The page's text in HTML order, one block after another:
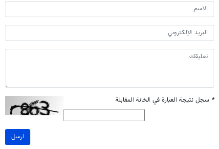
* سجل نتيجة العبارة في الخانة المقابلة
ارسل